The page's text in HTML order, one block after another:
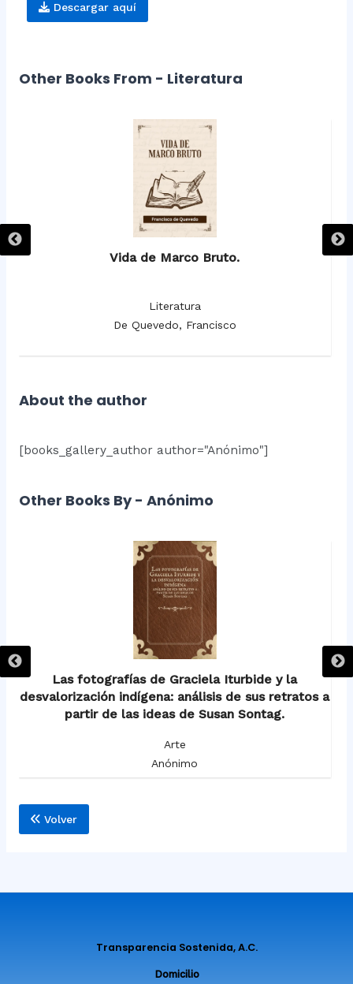
Descargar aquí
Other Books From - Literatura
Vida de Marco Bruto.
Literatura
De Quevedo, Francisco
About the author
[books_gallery_author author="Anónimo"]
Other Books By - Anónimo
Las fotografías de Graciela Iturbide y la
desvalorización indígena: análisis de sus retratos a
partir de las ideas de Susan Sontag.
Arte
Anónimo
Volver
Transparencia Sostenida, A.C.
Domicilio